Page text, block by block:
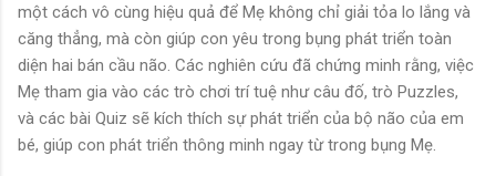
một cách vô cùng hiệu quả để Mẹ không chỉ giải tỏa lo lắng và
căng thẳng, mà còn giúp con yêu trong bụng phát triển toàn
diện hai bán cầu não. Các nghiên cứu đã chứng minh rằng, việc
Mẹ tham gia vào các trò chơi trí tuệ như câu đố, trò Puzzles,
và các bài Quiz sẽ kích thích sự phát triển của bộ não của em
bé, giúp con phát triển thông minh ngay từ trong bụng Mẹ.